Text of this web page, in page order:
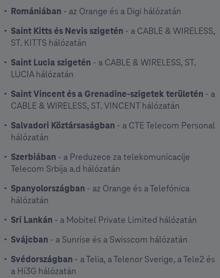
Romániában - az Orange és a Digi hálózatán
Saint Kitts és Nevis szigetén - a CABLE & WIRELESS,
ST. KITTS hálózatán
Saint Lucia szigetén - a CABLE & WIRELESS, ST.
LUCIA hálózatán
Saint Vincent és a Grenadine-szigetek területén - a
CABLE & WIRELESS, ST. VINCENT hálózatán
Salvadori Köztársaságban - a CTE Telecom Personal
hálózatán
Szerbiában - a Preduzece za telekomunicacije
Telecom Srbija a.d hálózatán
Spanyolországban - az Orange és a Telefónica
hálózatán
Srí Lankán - a Mobitel Private Limited hálózatán
Svájcban - a Sunrise és a Swisscom hálózatán
Svédországban - a Telia, a Telenor Sverige, a Tele2 és
a Hi3G hálózatán